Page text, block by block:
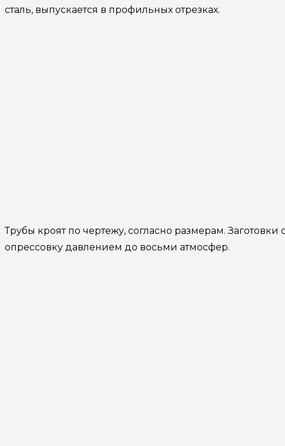
сталь, выпускается в профильных отрезках.
Трубы кроят по чертежу, согласно размерам.
опрессовку давлением до восьми атмосфер.